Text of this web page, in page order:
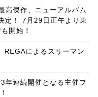
高傑作、ニューアルバム
定！ 7月29日正午より東
開始！
REGAによるスリーマン
連続開催となる主催フ